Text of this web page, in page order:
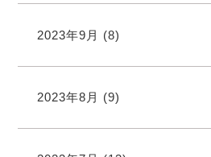
2023年9月 (8)
2023年8月 (9)